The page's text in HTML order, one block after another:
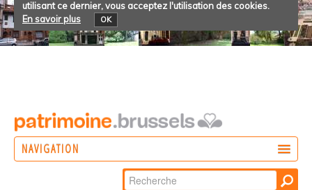
utilisant ce dernier, vous acceptez l'utilisation des cookies.
En savoir plus
OK
NAVIGATION
Chercher par